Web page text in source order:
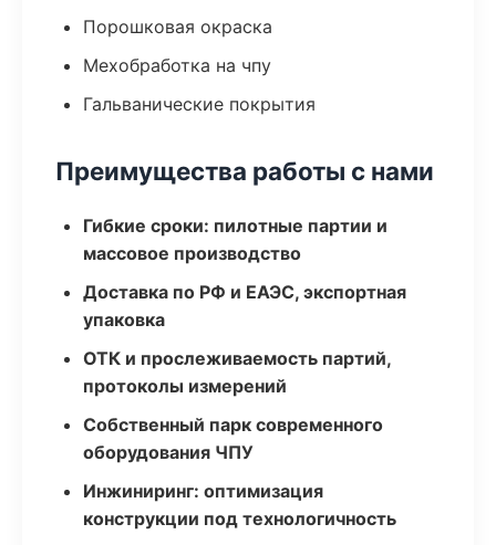
Порошковая окраска
Мехобработка на чпу
Гальванические покрытия
Преимущества работы с нами
Гибкие сроки: пилотные партии и
массовое производство
Доставка по РФ и ЕАЭС, экспортная
упаковка
ОТК и прослеживаемость партий,
протоколы измерений
Собственный парк современного
оборудования ЧПУ
Инжиниринг: оптимизация
конструкции под технологичность